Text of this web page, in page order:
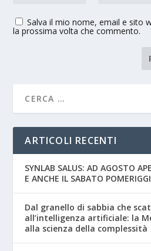
Salva il mio nome, email e sito
la prossima volta che commento.
ARTICOLI RECENTI
SYNLAB SALUS: AD AGOSTO
E ANCHE IL SABATO
Dal granello di sabbia che
all’intelligenza artificiale: la
alla scienza della complessità